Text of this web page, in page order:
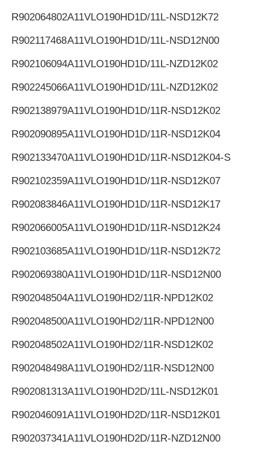
R902064802A11VLO190HD1D/11L-NSD12K72
R902117468A11VLO190HD1D/11L-NSD12N00
R902106094A11VLO190HD1D/11L-NZD12K02
R902245066A11VLO190HD1D/11L-NZD12K02
R902138979A11VLO190HD1D/11R-NSD12K02
R902090895A11VLO190HD1D/11R-NSD12K04
R902133470A11VLO190HD1D/11R-NSD12K04-S
R902102359A11VLO190HD1D/11R-NSD12K07
R902083846A11VLO190HD1D/11R-NSD12K17
R902066005A11VLO190HD1D/11R-NSD12K24
R902103685A11VLO190HD1D/11R-NSD12K72
R902069380A11VLO190HD1D/11R-NSD12N00
R902048504A11VLO190HD2/11R-NPD12K02
R902048500A11VLO190HD2/11R-NPD12N00
R902048502A11VLO190HD2/11R-NSD12K02
R902048498A11VLO190HD2/11R-NSD12N00
R902081313A11VLO190HD2D/11L-NSD12K01
R902046091A11VLO190HD2D/11R-NSD12K01
R902037341A11VLO190HD2D/11R-NZD12N00